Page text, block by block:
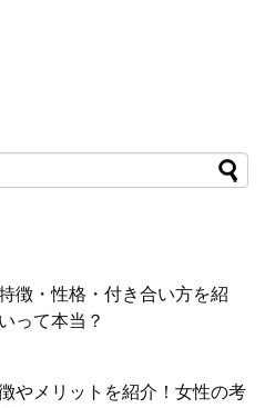
徴・性格・付き合い方を紹
って本当？
やメリットを紹介！女性の考